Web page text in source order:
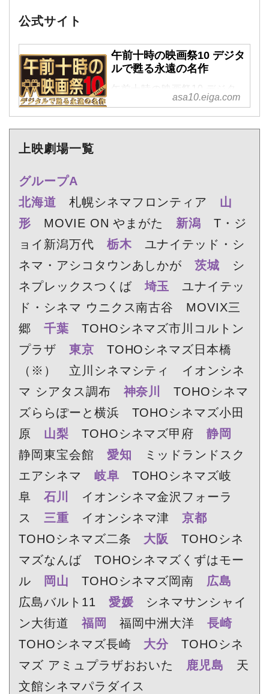
公式サイト
午前十時の映画祭10 デジタ
ルで甦る永遠の名作
午前十時の映画祭10 デジタ
ルで甦る永遠の名作
asa10.eiga.com
上映劇場一覧
グループA
北海道 札幌シネマフロンティア 山
形 MOVIE ON やまがた 新潟 T・ジ
ョイ新潟万代 栃木 ユナイテッド・シ
ネマ・アシコタウンあしかが茨城 シ
ネプレックスつくば埼玉
ユナイテッ
ド・シネマ ウニクス南古谷 MOVIX三
郷 千葉 TOHOシネマズ市川コルトン
プラザ 東京 TOHOシネマズ日本橋
（※） 立川シネマシティ イオンシネ
マ シアタス調布 神奈川
TOHOシネマ
ズららぽーと横浜 TOHOシネマズ小田
原 山梨 TOHOシネマズ甲府静岡
静岡東宝会館 愛知 ミッドランドスク
エアシネマ 岐阜 TOHOシネマズ岐
阜 石川
イオンシネマ金沢フォーラ
ス 三重 イオンシネマ津京都
TOHOシネマズ二条 大阪
TOHOシネ
マズなんば TOHOシネマズくずはモー
ル
岡山 TOHOシネマズ岡南 広島
広島バルト11 愛媛 シネマサンシャイ
ン大街道 福岡 福岡中洲大洋長崎
TOHOシネマズ長崎 大分 TOHOシネ
マズ アミュプラザおおいた 鹿児島
天
文館シネマパラダイス